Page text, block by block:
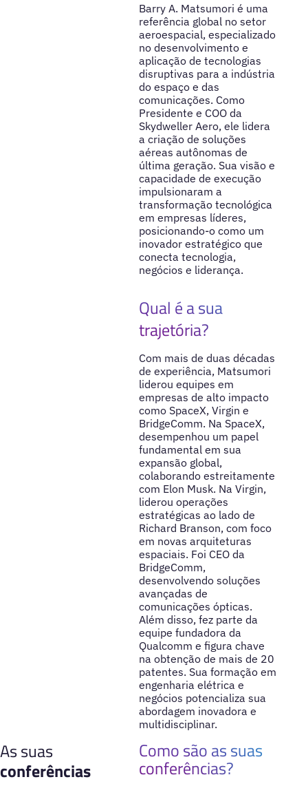
Barry A. Matsumori é uma
referência global no setor
aeroespacial, especializado
no desenvolvimento e
aplicação de tecnologias
disruptivas para a indústria
do espaço e das
comunicações. Como
Presidente e COO da
Skydweller Aero, ele lidera
a criação de soluções
aéreas autônomas de
última geração. Sua visão e
capacidade de execução
impulsionaram a
transformação tecnológica
em empresas líderes,
posicionando-o como um
inovador estratégico que
conecta tecnologia,
negócios e liderança.
Qual é a sua
trajetória?
Com mais de duas décadas
de experiência, Matsumori
liderou equipes em
empresas de alto impacto
como SpaceX, Virgin e
BridgeComm. Na SpaceX,
desempenhou um papel
fundamental em sua
expansão global,
colaborando estreitamente
com Elon Musk. Na Virgin,
liderou operações
estratégicas ao lado de
Richard Branson, com foco
em novas arquiteturas
espaciais. Foi CEO da
BridgeComm,
desenvolvendo soluções
avançadas de
comunicações ópticas.
Além disso, fez parte da
equipe fundadora da
Qualcomm e figura chave
na obtenção de mais de 20
patentes. Sua formação em
engenharia elétrica e
negócios potencializa sua
abordagem inovadora e
multidisciplinar.
As suas
conferências
Como são as suas
conferências?